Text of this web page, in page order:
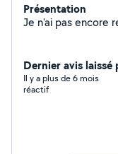
Présentation
Dernier avis laissé
Il y a plus de 6 mois
réactif